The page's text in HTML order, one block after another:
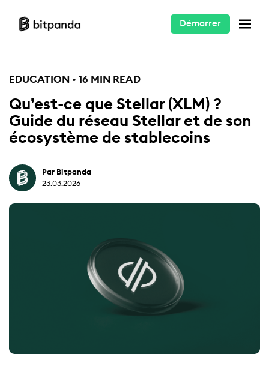
Démarrer
EDUCATION • 16 MIN READ
Qu’est-ce que Stellar (XLM) ?
Guide du réseau Stellar et de son
écosystème de stablecoins
Par Bitpanda
23.03.2026